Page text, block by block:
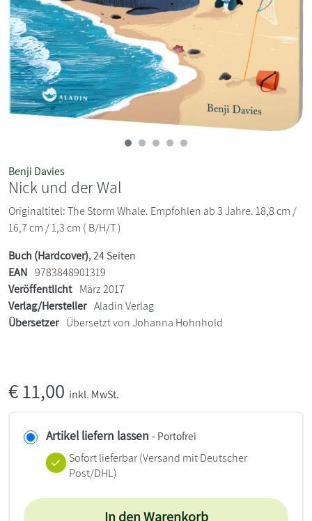
Benji Davies
Nick und der Wal
Originaltitel: The Storm Whale. Empfohlen ab 3 Jahre. 18,8 cm /
16,7 cm / 1,3 cm ( B/H/T )
Buch (Hardcover), 24 Seiten
EAN 9783848901319
Veröffentlicht März 2017
Verlag/Hersteller Aladin Verlag
Übersetzer Übersetzt von Johanna Hohnhold
€11,00 inkl. MwSt.
Artikel liefern lassen - Portofrei
Sofort lieferbar(Versand mit Deutscher
Post/DHL)
In den Warenkorb